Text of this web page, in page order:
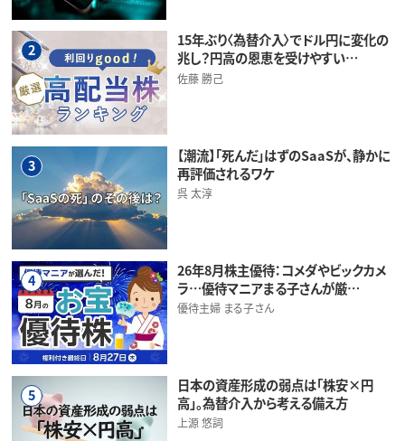
2
15年ぶり〈為替介入〉でドル円に変化の
兆し？円高の恩恵を受けやすい…
佐藤 勝己
3
【潮流】「死んだ」はずのSaaSが、静かに
再評価されるワケ
呉 太淳
4
26年8月株主優待：コメダやビックカメ
ラ…優待マニアまる子さんが厳…
優待主婦 まる子さん
5
日本の資産形成の弱点は「株安×円
高」。為替介入から考える備え方
上源 悠詞